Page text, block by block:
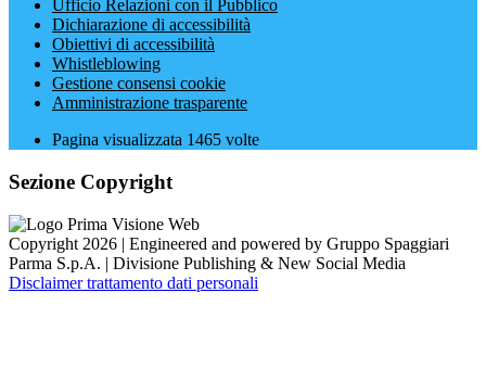
Ufficio Relazioni con il Pubblico
Dichiarazione di accessibilità
Obiettivi di accessibilità
Whistleblowing
Gestione consensi cookie
Amministrazione trasparente
Pagina visualizzata 1465 volte
Sezione Copyright
Copyright 2026 | Engineered and powered by Gruppo Spaggiari
Parma S.p.A. | Divisione Publishing & New Social Media
Disclaimer trattamento dati personali